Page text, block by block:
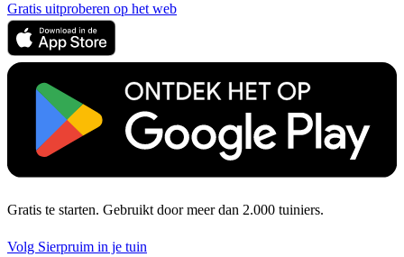
Gratis uitproberen op het web
Gratis te starten. Gebruikt door meer dan 2.000 tuiniers.
Volg Sierpruim in je tuin